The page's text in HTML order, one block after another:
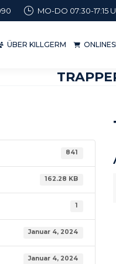
MO-DO 07:30-17:15
ÜBER KILLGERM
841
162.28 KB
1
Januar 4, 2024
Januar 4, 2024
ÜBER KILLGERM